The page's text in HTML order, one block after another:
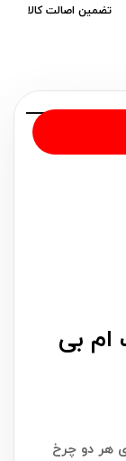
تضمین اصالت کالا
ام بی
هر دو چرخ